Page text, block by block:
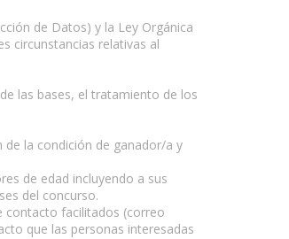
de Datos) y la Ley Orgánica
circunstancias relativas al
las bases, el tratamiento de los
de la condición de ganador/a y
de edad incluyendo a sus
del concurso.
contacto facilitados (correo
que las personas interesadas